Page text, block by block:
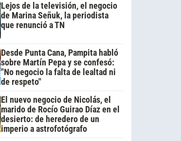
Lejos de la televisión, el negocio
de Marina Señuk, la periodista
que renunció a TN
Desde Punta Cana, Pampita habló
sobre Martín Pepa y se confesó:
"No negocio la falta de lealtad ni
de respeto"
El nuevo negocio de Nicolás, el
marido de Rocío Guirao Díaz en el
desierto: de heredero de un
imperio a astrofotógrafo